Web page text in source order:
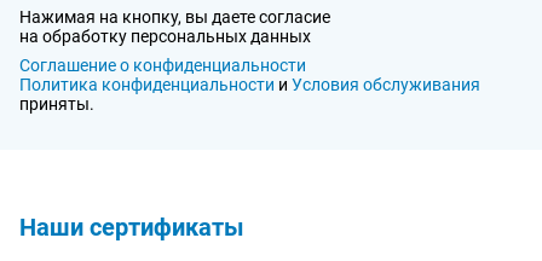
Нажимая на кнопку, вы даете согласие
на обработку персональных данных
Соглашение о конфиденциальности
Политика конфиденциальности и Условия обслуживания
приняты.
Наши сертификаты